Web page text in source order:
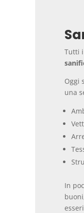
Tutti
Oggi
una
In